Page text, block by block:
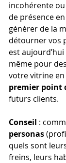
incohérente
de présence
générer de la
détourner vos
est
même pour
votre vitrine
premier point
futurs clients.
Conseil :
personas
quels sont
freins, leurs